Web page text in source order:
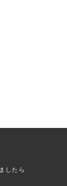
したら